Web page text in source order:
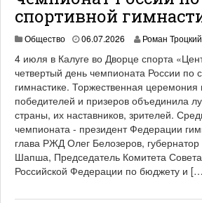
спортивной
Общество 06.07.2026 Роман Троцкий
4 июля в Калуге во Дворце спорта
четвертый день чемпионата России по
гимнастике. Торжественная церемония
победителей и призеров объединила
страны, их наставников, зрителей.
чемпионата - президент Федерации
глава РЖД Олег Белозеров,
Шапша, Председатель Комитета
Российской Федерации по бюджету и